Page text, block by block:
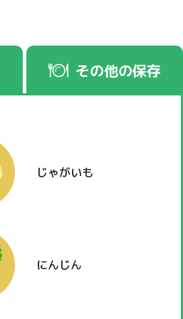
その他の保存
じゃがいも
にんじん